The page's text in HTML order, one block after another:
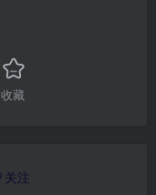
收藏
关注